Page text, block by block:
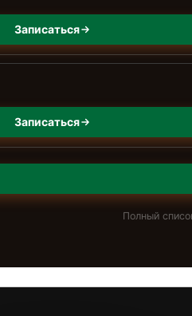
Записаться
Записаться
Полный